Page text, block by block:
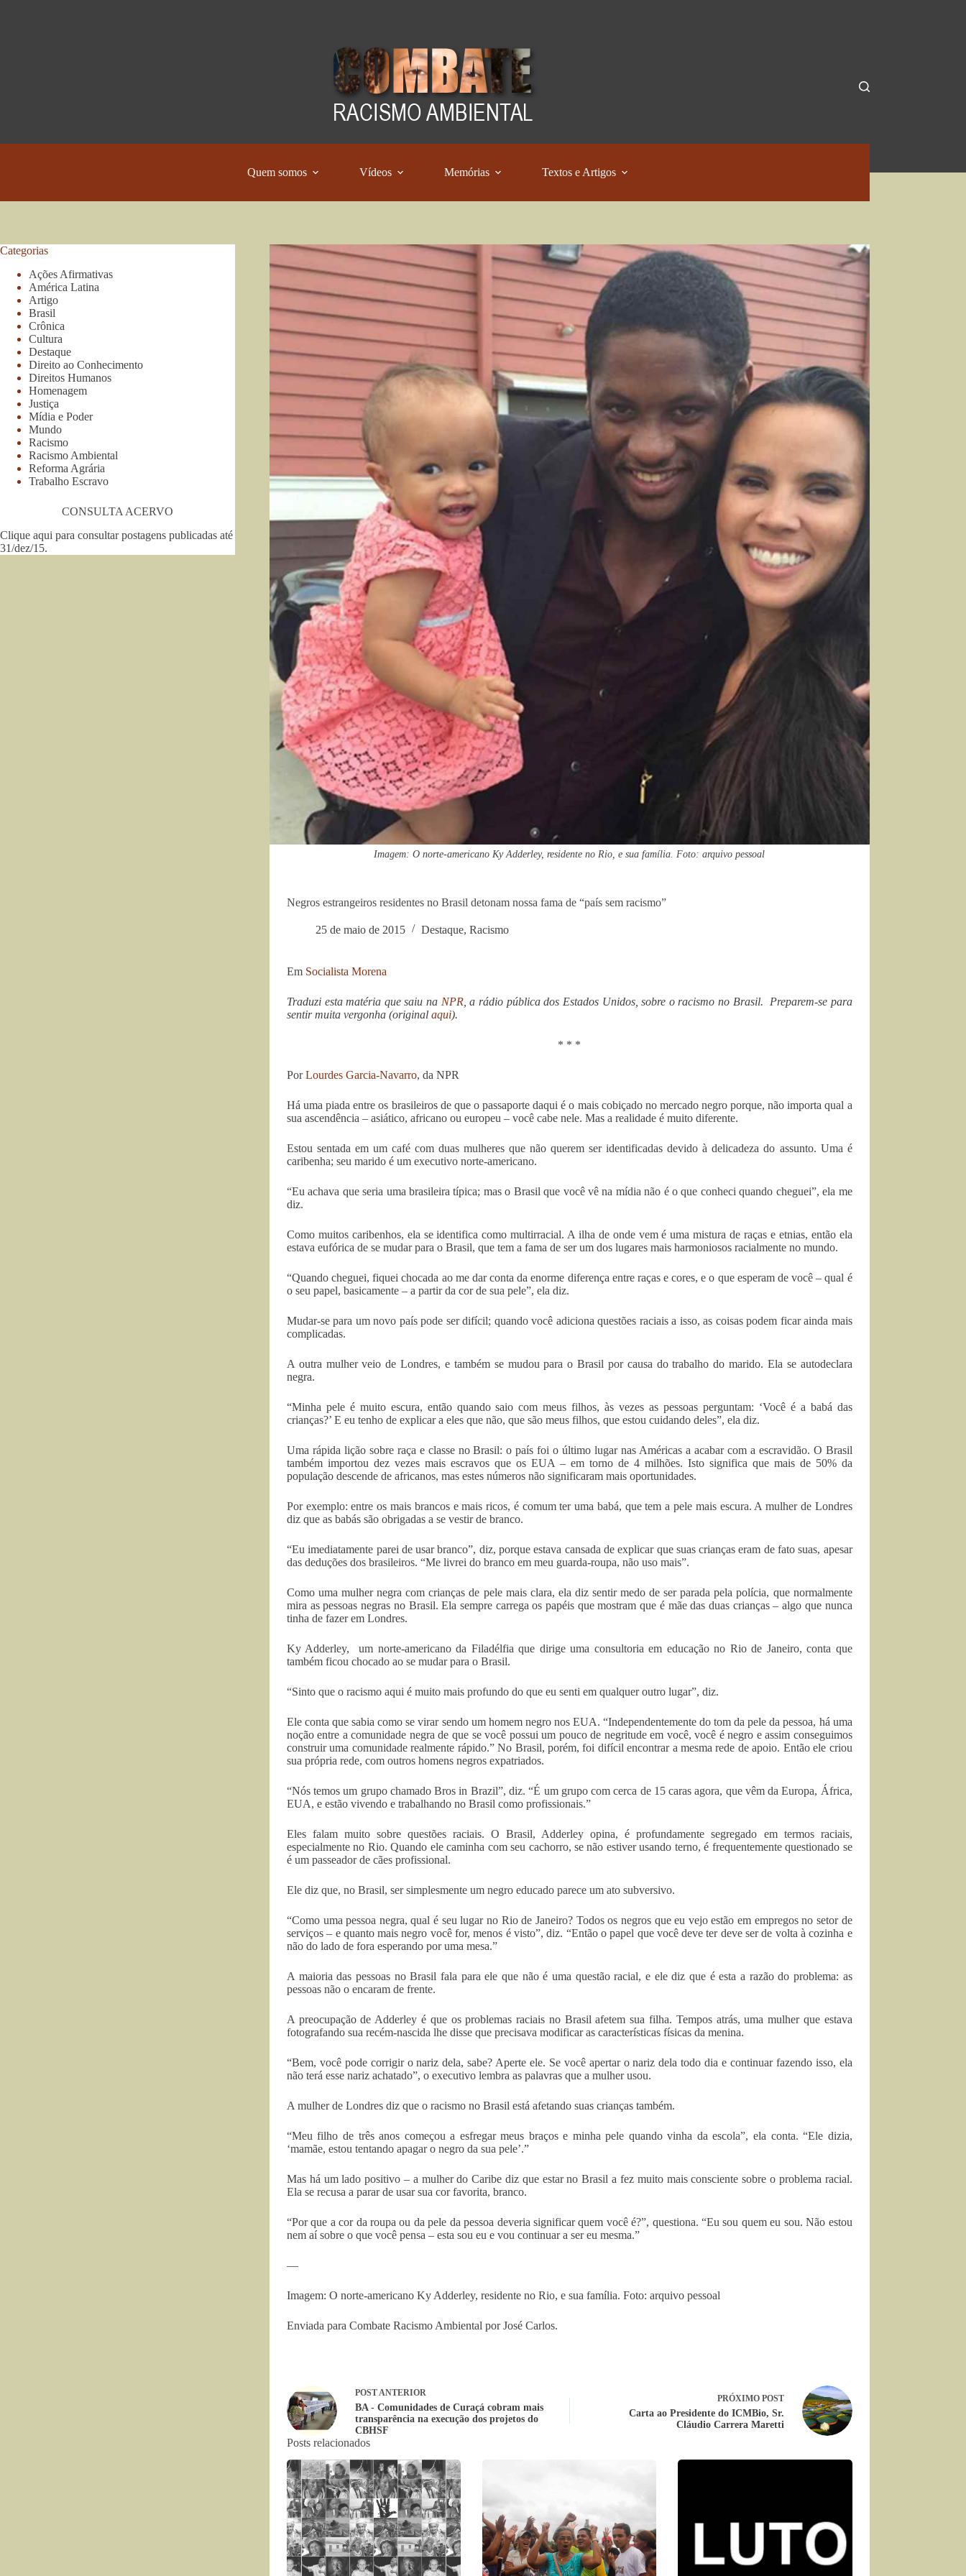
Quem somos Vídeos Memórias Textos e Artigos
Imagem: O norte-americano Ky Adderley, residente no Rio, e sua família. Foto: arquivo pessoal
Negros estrangeiros residentes no Brasil detonam nossa fama de “país sem racismo”
25 de maio de 2015 Destaque, Racismo
Em Socialista Morena
Traduzi esta matéria que saiu na NPR, a rádio pública dos Estados Unidos, sobre o racismo no Brasil. Preparem-se para
sentir muita vergonha (original aqui).
* * *
PorLourdes Garcia-Navarro, da NPR
Há uma piada entre os brasileiros de que o passaporte daqui é o mais cobiçado no mercado negro porque, não importa qual a
sua ascendência – asiático, africano ou europeu – você cabe nele. Mas a realidade é muito diferente.
Estou sentada em um café com duas mulheres que não querem ser identificadas devido à delicadeza do assunto. Uma é
caribenha; seu marido é um executivo norte-americano.
“Eu achava que seria uma brasileira típica; mas o Brasil que você vê na mídia não é o que conheci quando cheguei”, ela me
diz.
Como muitos caribenhos, ela se identifica como multirracial. A ilha de onde vem é uma mistura de raças e etnias, então ela
estava eufórica de se mudar para o Brasil, que tem a fama de ser um dos lugares mais harmoniosos racialmente no mundo.
“Quando cheguei, fiquei chocada ao me dar conta da enorme diferença entre raças e cores, e o que esperam de você – qual é
o seu papel, basicamente – a partir da cor de sua pele”, ela diz.
Mudar-se para um novo país pode ser difícil; quando você adiciona questões raciais a isso, as coisas podem ficar ainda mais
complicadas.
A outra mulher veio de Londres, e também se mudou para o Brasil por causa do trabalho do marido. Ela se autodeclara
negra.
“Minha pele é muito escura, então quando saio com meus filhos, às vezes as pessoas perguntam: ‘Você é a babá das
crianças?’ E eu tenho de explicar a eles que não, que são meus filhos, que estou cuidando deles”, ela diz.
Uma rápida lição sobre raça e classe no Brasil: o país foi o último lugar nas Américas a acabar com a escravidão. O Brasil
também importou dez vezes mais escravos que os EUA – em torno de 4 milhões. Isto significa que mais de 50% da
população descende de africanos, mas estes números não significaram mais oportunidades.
Por exemplo: entre os mais brancos e mais ricos, é comum ter uma babá, que tem a pele mais escura. A mulher de Londres
diz que as babás são obrigadas a se vestir de branco.
“Eu imediatamente parei de usar branco”, diz, porque estava cansada de explicar que suas crianças eram de fato suas, apesar
das deduções dos brasileiros. “Me livrei do branco em meu guarda-roupa, não uso mais”.
Como uma mulher negra com crianças de pele mais clara, ela diz sentir medo de ser parada pela polícia, que normalmente
mira as pessoas negras no Brasil. Ela sempre carrega os papéis que mostram que é mãe das duas crianças – algo que nunca
tinha de fazer em Londres.
Ky Adderley, um norte-americano da Filadélfia que dirige uma consultoria em educação no Rio de Janeiro, conta que
também ficou chocado ao se mudar para o Brasil.
“Sinto que o racismo aqui é muito mais profundo do que eu senti em qualquer outro lugar”, diz.
Ele conta que sabia como se virar sendo um homem negro nos EUA. “Independentemente do tom da pele da pessoa, há uma
noção entre a comunidade negra de que se você possui um pouco de negritude em você, você é negro e assim conseguimos
construir uma comunidade realmente rápido.” No Brasil, porém, foi difícil encontrar a mesma rede de apoio. Então ele criou
sua própria rede, com outros homens negros expatriados.
“Nós temos um grupo chamado Bros in Brazil”, diz. “É um grupo com cerca de 15 caras agora, que vêm da Europa, África,
EUA, e estão vivendo e trabalhando no Brasil como profissionais.”
Eles falam muito sobre questões raciais. O Brasil, Adderley opina, é profundamente segregado em termos raciais,
especialmente no Rio. Quando ele caminha com seu cachorro, se não estiver usando terno, é frequentemente questionado se
é um passeador de cães profissional.
Ele diz que, no Brasil, ser simplesmente um negro educado parece um ato subversivo.
“Como uma pessoa negra, qual é seu lugar no Rio de Janeiro? Todos os negros que eu vejo estão em empregos no setor de
serviços – e quanto mais negro você for, menos é visto”, diz. “Então o papel que você deve ter deve ser de volta à cozinha e
não do lado de fora esperando por uma mesa.”
A maioria das pessoas no Brasil fala para ele que não é uma questão racial, e ele diz que é esta a razão do problema: as
pessoas não o encaram de frente.
A preocupação de Adderley é que os problemas raciais no Brasil afetem sua filha. Tempos atrás, uma mulher que estava
fotografando sua recém-nascida lhe disse que precisava modificar as características físicas da menina.
“Bem, você pode corrigir o nariz dela, sabe? Aperte ele. Se você apertar o nariz dela todo dia e continuar fazendo isso, ela
não terá esse nariz achatado”, o executivo lembra as palavras que a mulher usou.
A mulher de Londres diz que o racismo no Brasil está afetando suas crianças também.
“Meu filho de três anos começou a esfregar meus braços e minha pele quando vinha da escola”, ela conta. “Ele dizia,
‘mamãe, estou tentando apagar o negro da sua pele’.”
Mas há um lado positivo – a mulher do Caribe diz que estar no Brasil a fez muito mais consciente sobre o problema racial.
Ela se recusa a parar de usar sua cor favorita, branco.
“Por que a cor da roupa ou da pele da pessoa deveria significar quem você é?”, questiona. “Eu sou quem eu sou. Não estou
nem aí sobre o que você pensa – esta sou eu e vou continuar a ser eu mesma.”
—
Imagem: O norte-americano Ky Adderley, residente no Rio, e sua família. Foto: arquivo pessoal
Enviada para Combate Racismo Ambiental por José Carlos.
POSTANTERIOR
BA - Comunidades de Curaçá cobram mais
transparência na execução dos projetos do
CBHSF
PRÓXIMO POST
Carta ao Presidente do ICMBio, Sr.
Cláudio Carrera Maretti
Posts relacionados
Categorias
Ações Afirmativas
América Latina
Artigo
Brasil
Crônica
Cultura
Destaque
Direito ao Conhecimento
Direitos Humanos
Homenagem
Justiça
Mídia e Poder
Mundo
Racismo
Racismo Ambiental
Reforma Agrária
Trabalho Escravo
CONSULTA ACERVO
Clique aqui para consultar postagens publicadas até
31/dez/15.